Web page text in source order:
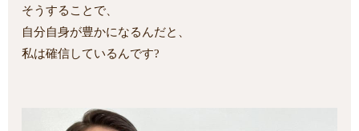
そうすることで、
自分自身が豊かになるんだと、
私は確信しているんです?